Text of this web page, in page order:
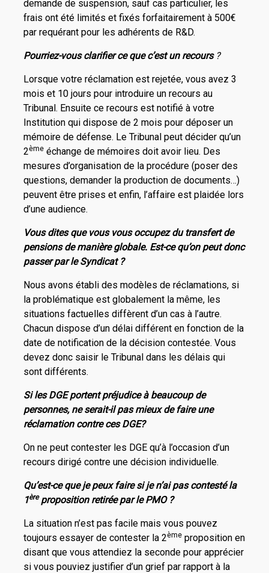
demande de suspension, sauf cas particulier, les
frais ont été limités et fixés forfaitairement à 500€
par requérant pour les adhérents de R&D.
Pourriez-vous clarifier ce que c’est un recours?
Lorsque votre réclamation est rejetée, vous avez 3
mois et 10 jours pour introduire un recours au
Tribunal. Ensuite ce recours est notifié à votre
Institution qui dispose de 2 mois pour déposer un
mémoire de défense. Le Tribunal peut décider qu’un
2èmeéchange de mémoires doit avoir lieu. Des
mesures d’organisation de la procédure (poser des
questions, demander la production de documents…)
peuvent être prises et enfin, l’affaire est plaidée lors
d’une audience.
Vous dites que vous vous occupez du transfert de
pensions de manière globale. Est-ce qu’on peut donc
passer par le Syndicat ?
Nous avons établi des modèles de réclamations, si
la problématique est globalement la même, les
situations factuelles diffèrent d’un cas à l’autre.
Chacun dispose d’un délai différent en fonction de la
date de notification de la décision contestée. Vous
devez donc saisir le Tribunal dans les délais qui
sont différents.
Si les DGE portent préjudice à beaucoup de
personnes, ne serait-il pas mieux de faire une
réclamation contre ces DGE?
On ne peut contester les DGE qu’à l’occasion d’un
recours dirigé contre une décision individuelle.
Qu’est-ce que je peux faire si je n’ai pas contesté la
1èreproposition retirée par le PMO ?
La situation n’est pas facile mais vous pouvez
toujours essayer de contester la 2èmeproposition en
disant que vous attendiez la seconde pour apprécier
si vous pouviez justifier d’un grief par rapport à la